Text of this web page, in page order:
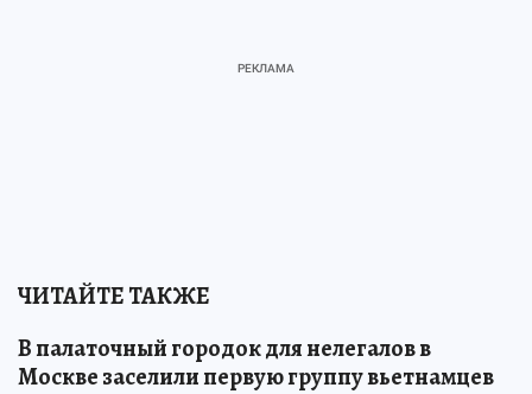
ЧИТАЙТЕ ТАКЖЕ
В палаточный городок для нелегалов в
Москве заселили первую группу вьетнамцев